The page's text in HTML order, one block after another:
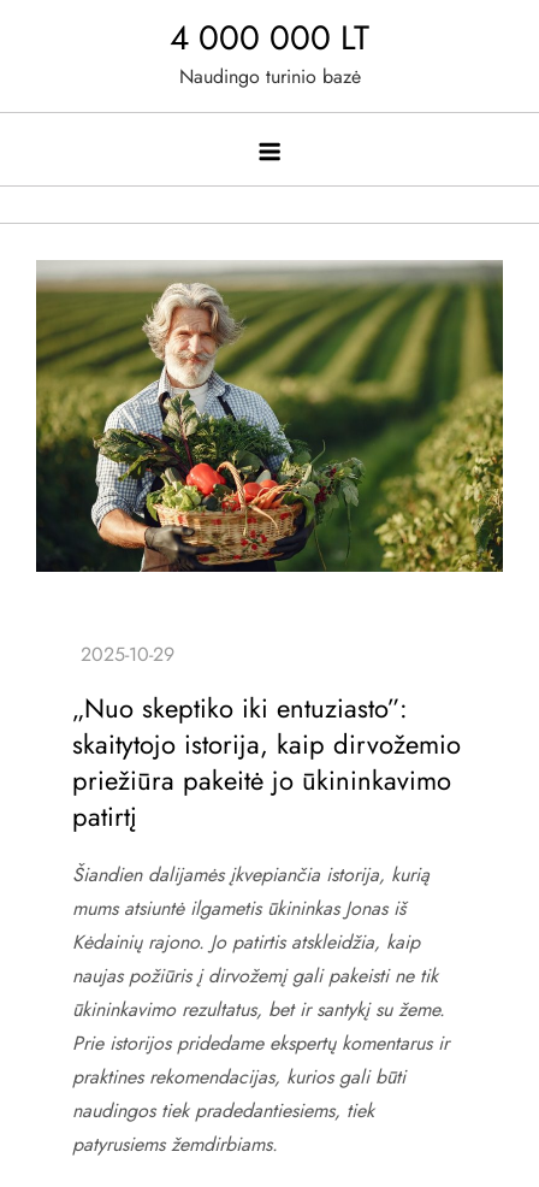
4 000 000 LT
Naudingo turinio bazė
„Nuo skeptiko iki entuziasto”:
skaitytojo istorija, kaip dirvožemio
priežiūra pakeitė jo ūkininkavimo
patirtį
Šiandien dalijamės įkvepiančia istorija, kurią
mums atsiuntė ilgametis ūkininkas Jonas iš
Kėdainių rajono. Jo patirtis atskleidžia, kaip
naujas požiūris į dirvožemį gali pakeisti ne tik
ūkininkavimo rezultatus, bet ir santykį su žeme.
Prie istorijos pridedame ekspertų komentarus ir
praktines rekomendacijas, kurios gali būti
naudingos tiek pradedantiesiems, tiek
patyrusiems žemdirbiams.